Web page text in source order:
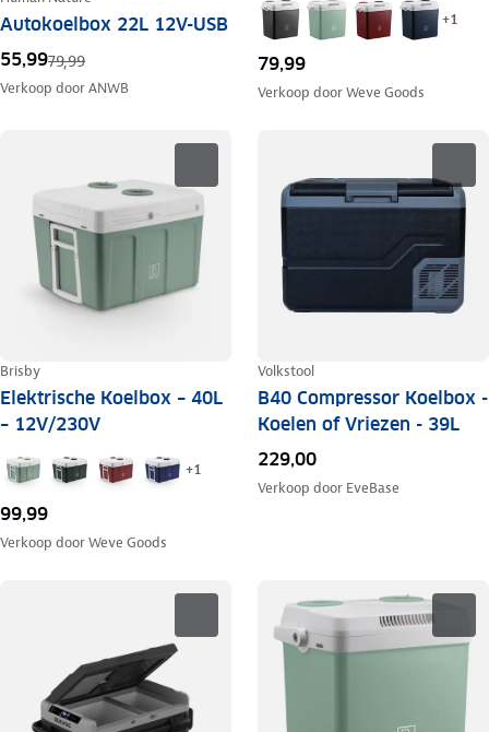
Autokoelbox 22L 12V-USB
55,9979,99
Verkoop doorANWB
+1
79,99
Verkoop doorWeve Goods
Brisby
Elektrische Koelbox – 40L
– 12V/230V
+1
99,99
Verkoop doorWeve Goods
Volkstool
B40 Compressor Koelbox -
Koelen of Vriezen - 39L
229,00
Verkoop door EveBase